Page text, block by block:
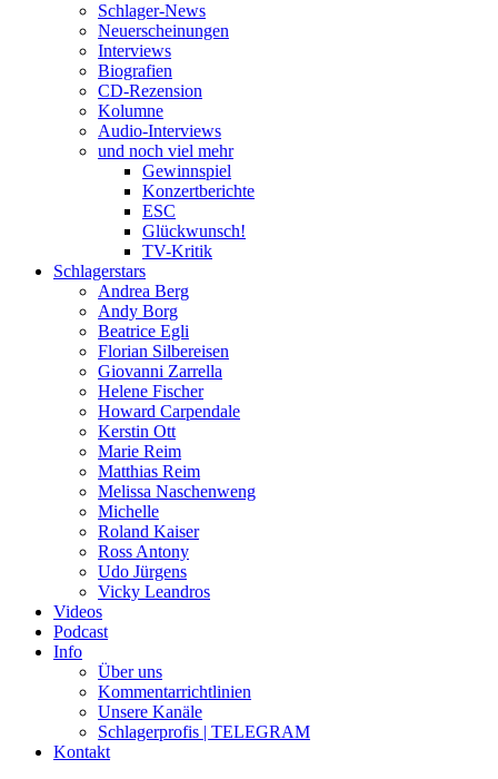
Schlager-News
Neuerscheinungen
Interviews
Biografien
CD-Rezension
Kolumne
Audio-Interviews
und noch viel mehr
Gewinnspiel
Konzertberichte
ESC
Glückwunsch!
TV-Kritik
Schlagerstars
Andrea Berg
Andy Borg
Beatrice Egli
Florian Silbereisen
Giovanni Zarrella
Helene Fischer
Howard Carpendale
Kerstin Ott
Marie Reim
Matthias Reim
Melissa Naschenweng
Michelle
Roland Kaiser
Ross Antony
Udo Jürgens
Vicky Leandros
Videos
Podcast
Info
Über uns
Kommentarrichtlinien
Unsere Kanäle
Schlagerprofis | TELEGRAM
Kontakt